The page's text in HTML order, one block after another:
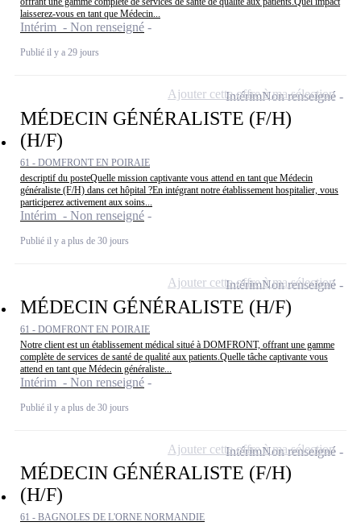
laisserez-vous en tant que Médecin...
Intérim - Non renseigné
Publié il y a 29 jours
MÉDECIN GÉNÉRALISTE (F/H)
(H/F)
61 - DOMFRONT EN POIRAIE
descriptif du posteQuelle mission captivante vous attend en tant que Médecin
généraliste (F/H) dans cet hôpital ?En intégrant notre établissement hospitalier, vous
participerez activement aux soins...
Intérim - Non renseigné
Publié il y a plus de 30 jours
IntérimNon renseigné
Ajouter cette offre à ma sélection
MÉDECIN GÉNÉRALISTE (H/F)
61 - DOMFRONT EN POIRAIE
Notre client est un établissement médical situé à DOMFRONT, offrant une gamme
complète de services de santé de qualité aux patients.Quelle tâche captivante vous
attend en tant que Médecin généraliste...
Intérim - Non renseigné
Publié il y a plus de 30 jours
IntérimNon renseigné
Ajouter cette offre à ma sélection
MÉDECIN GÉNÉRALISTE (F/H)
(H/F)
61 - BAGNOLES DE L'ORNE NORMANDIE
IntérimNon renseigné
Ajouter cette offre à ma sélection